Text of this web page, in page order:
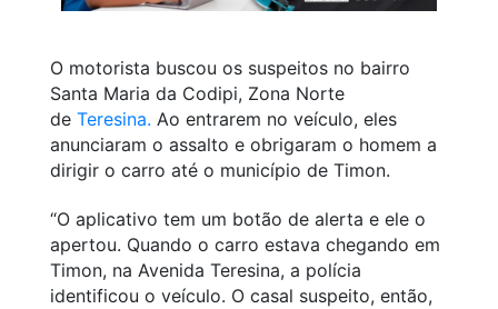
O motorista buscou os suspeitos no bairro
Santa Maria da Codipi, Zona Norte
de Teresina. Ao entrarem no veículo, eles
anunciaram o assalto e obrigaram o homem a
dirigir o carro até o município de Timon.
“O aplicativo tem um botão de alerta e ele o
apertou. Quando o carro estava chegando em
Timon, na Avenida Teresina, a polícia
identificou o veículo. O casal suspeito, então,